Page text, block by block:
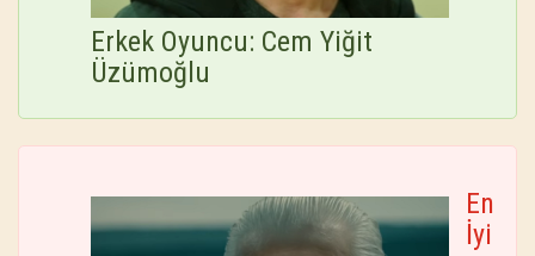
Erkek Oyuncu: Cem Yiğit
Üzümoğlu
En
İyi